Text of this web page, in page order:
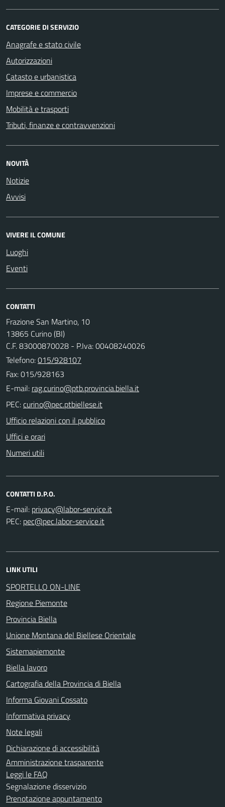
CATEGORIE DI SERVIZIO
Anagrafe e stato civile
Autorizzazioni
Catasto e urbanistica
Imprese e commercio
Mobilità e trasporti
Tributi, finanze e contravvenzioni
NOVITÀ
Notizie
Avvisi
VIVERE IL COMUNE
Luoghi
Eventi
CONTATTI
Frazione San Martino, 10
13865 Curino (BI)
C.F. 83000870028 - P.Iva: 00408240026
Telefono:015/928107
Fax: 015/928163
E-mail:
PEC:
Ufficio relazioni con il pubblico
Uffici e orari
Numeri utili
CONTATTI D.P.O.
E-mail:
PEC:
LINK UTILI
SPORTELLO ON-LINE
Regione Piemonte
Provincia Biella
Unione Montana del Biellese Orientale
Sistemapiemonte
Biella lavoro
Cartografia della Provincia di Biella
Informa Giovani Cossato
Informativa privacy
Note legali
Dichiarazione di accessibilità
Amministrazione trasparente
Leggi le FAQ
Segnalazione disservizio
Prenotazione appuntamento